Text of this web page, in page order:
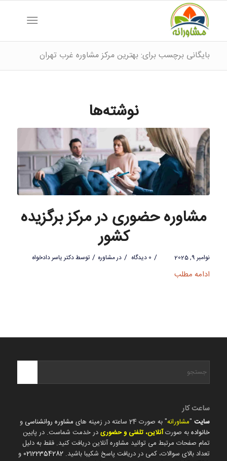
بایگانی برچسب برای: بهترین مرکز مشاوره غرب تهران
نوشته‌ها
مشاوره حضوری در مرکز برگزیده
کشور
نوامبر 9, 2025 / 0 دیدگاه / درمشاوره / توسطدکتر یاسر دادخواه
ادامه مطلب
ساعت کار
سایت"مشاورانه" به صورت 24 ساعته در زمینه های مشاوره روانشناسی و
خانوادهبه صورتآنلاین، تلفنی و حضوریدر خدمت شماست. در پایین
تمام صفحات مرتبط می توانید مشاوره آنلاین دریافت کنید. فقط به دلیل
تعداد بالای سوالات، کمی در دریافت پاسخ شکیبا باشید. 02122354282 و